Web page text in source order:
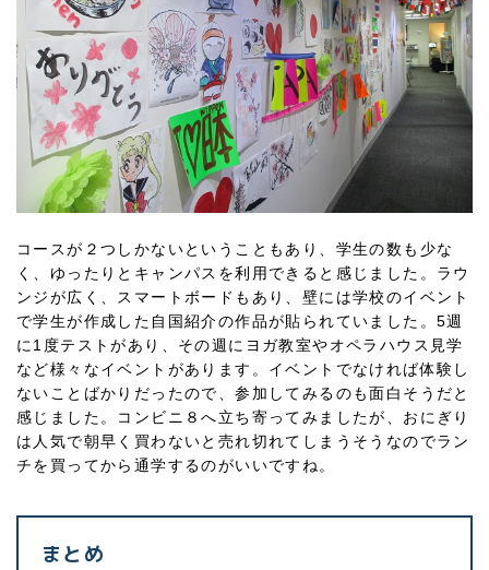
コースが２つしかないということもあり、学生の数も少な
く、ゆったりとキャンパスを利用できると感じました。ラウ
ンジが広く、スマートボードもあり、壁には学校のイベント
で学生が作成した自国紹介の作品が貼られていました。5週
に1度テストがあり、その週にヨガ教室やオペラハウス見学
など様々なイベントがあります。イベントでなければ体験し
ないことばかりだったので、参加してみるのも面白そうだと
感じました。コンビニ８へ立ち寄ってみましたが、おにぎり
は人気で朝早く買わないと売れ切れてしまうそうなのでラン
チを買ってから通学するのがいいですね。
まとめ